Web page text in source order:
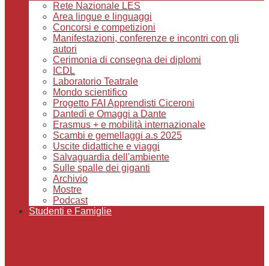
Rete Nazionale LES
Area lingue e linguaggi
Concorsi e competizioni
Manifestazioni, conferenze e incontri con gli
autori
Cerimonia di consegna dei diplomi
ICDL
Laboratorio Teatrale
Mondo scientifico
Progetto FAI Apprendisti Ciceroni
Dantedì e Omaggi a Dante
Erasmus + e mobilità internazionale
Scambi e gemellaggi a.s 2025
Uscite didattiche e viaggi
Salvaguardia dell'ambiente
Sulle spalle dei giganti
Archivio
Mostre
Podcast
Studenti e Famiglie